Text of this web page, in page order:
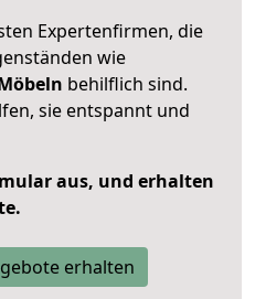
Expertenfirmen, die
wie
behilflich sind.
sie entspannt und
aus, und erhalten
erhalten